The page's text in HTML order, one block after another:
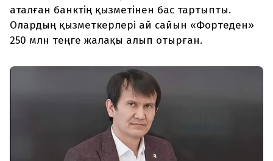
аталған банктің қызметінен бас тартыпты.
Олардың қызметкерлері ай сайын «Фортеден»
250 млн теңге жалақы алып отырған.